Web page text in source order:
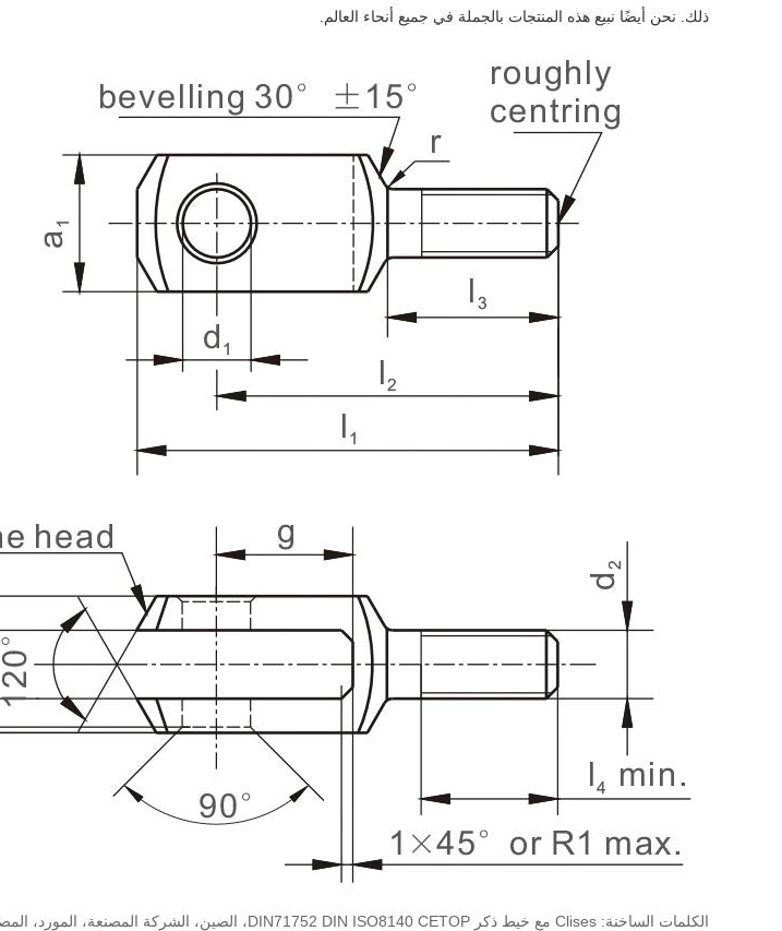
ذلك. نحن أيضًا نبيع هذه المنتجات بالجملة في جميع أنحاء العالم.
الكلمات الساخنة: Clises مع خيط ذكر DIN71752 DIN ISO8140 CETOP، الصين، الشركة المصنعة، المورد، المصنع، حسب الطلب، في الأوراق المالية